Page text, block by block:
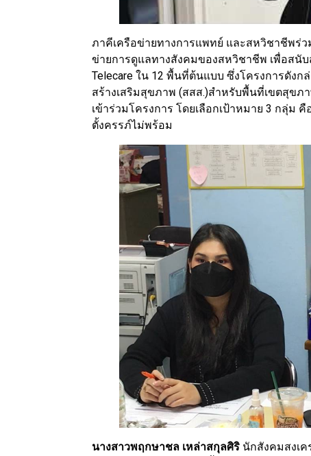
ภาคีเครือข่ายทางการแพทย์ และสหวิชาชีพร่
ข่ายการดูแลทางสังคมของสหวิชาชีพ เพื่อสนั
Telecare ใน 12 พื้นที่ต้นแบบ ซึ่งโครงการดัง
สร้างเสริมสุขภาพ (สสส.)สำหรับพื้นที่เขตสุข
เข้าร่วมโครงการ โดยเลือกเป้าหมาย 3 กลุ่ม
ตั้งครรภ์ไม่พร้อม
นางสาวพฤกษาชล เหล่าสกุลศิริ นักสังคมสงเ